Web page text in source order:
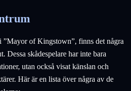
of Kingstown”, finns det några
Dessa skådespelare har inte bara
utan också visat känslan och
Här är en lista över några av de